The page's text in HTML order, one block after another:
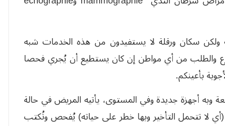
سكان ورقلة لا يستفيدون من هذه الخدمات شبه
والطلب من أي مواطن إن كان يستطيع أن يُجري فحصا
بأعينكم.
وبه أجهزة جديدة وفي المستوى، يأتيه المريض في حالة
لا تتحمل التأخير وبها خطر على حياته) يُفحص وتُكتب